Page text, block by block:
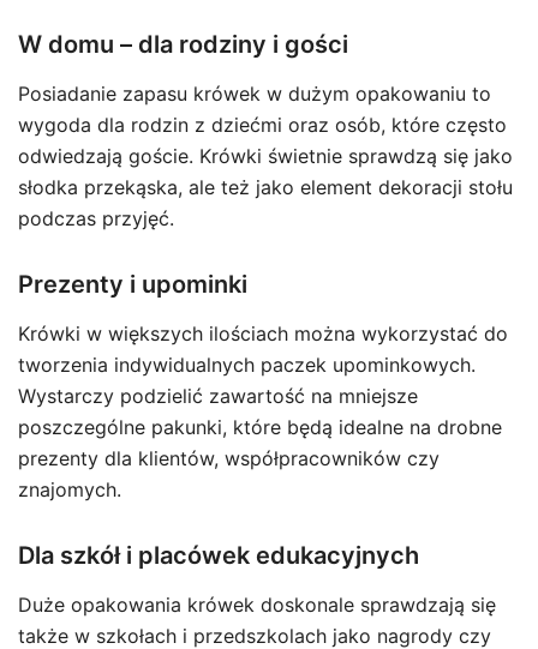
W domu – dla rodziny i gości
Posiadanie zapasu krówek w dużym opakowaniu to
wygoda dla rodzin z dziećmi oraz osób, które często
odwiedzają goście. Krówki świetnie sprawdzą się jako
słodka przekąska, ale też jako element dekoracji stołu
podczas przyjęć.
Prezenty i upominki
Krówki w większych ilościach można wykorzystać do
tworzenia indywidualnych paczek upominkowych.
Wystarczy podzielić zawartość na mniejsze
poszczególne pakunki, które będą idealne na drobne
prezenty dla klientów, współpracowników czy
znajomych.
Dla szkół i placówek edukacyjnych
Duże opakowania krówek doskonale sprawdzają się
także w szkołach i przedszkolach jako nagrody czy